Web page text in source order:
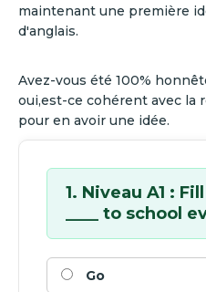
maintenant une première
d'anglais.
Avez-vous été 100%
oui,est-ce cohérent avec la
pour en avoir une idée.
1. Niveau A1 :
____ to school
Go